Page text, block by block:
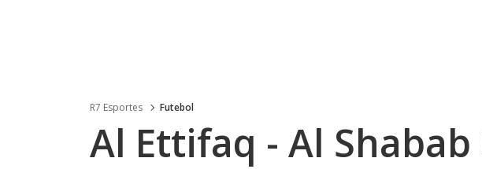
R7 Esportes Futebol
Al Ettifaq - Al Shabab